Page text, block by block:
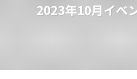
2023年10月イベ